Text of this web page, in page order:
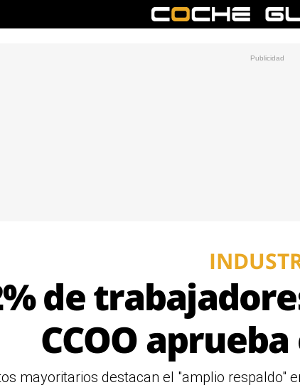
de
CCOO
mayoritarios destacan el "amplio respaldo"